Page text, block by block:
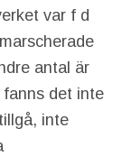
var f d
antal är
fanns det inte
inte